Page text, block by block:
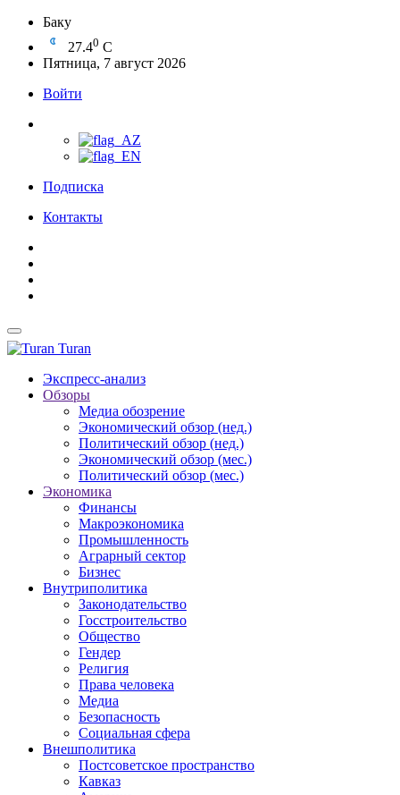
Баку
27.40 C
Пятница, 7 август 2026
Войти
Подписка
Контакты
Turan
Экспресс-анализ
Обзоры
Медиа обозрение
Экономический обзор (нед.)
Политический обзор (нед.)
Экономический обзор (мес.)
Политический обзор (мес.)
Экономика
Финансы
Макроэкономика
Промышленность
Аграрный сектор
Бизнес
Внутриполитика
Законодательство
Госстроительство
Общество
Гендер
Религия
Права человека
Медиа
Безопасность
Социальная сфера
Внешполитика
Постсоветское пространство
Кавказ